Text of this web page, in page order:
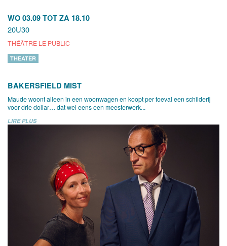
WO 03.09 TOT ZA 18.10
20U30
THÉÂTRE LE PUBLIC
THEATER
BAKERSFIELD MIST
Maude woont alleen in een woonwagen en koopt per toeval een schilderij
voor drie dollar… dat wel eens een meesterwerk...
LIRE PLUS